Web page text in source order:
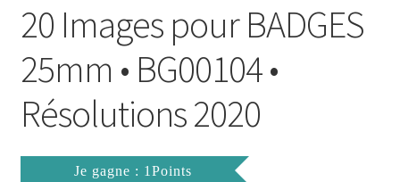
Politique de Confidentialité
Validation de la commande
20 Images pour BADGES
25mm • BG00104 •
Résolutions 2020
Je gagne : 1Points